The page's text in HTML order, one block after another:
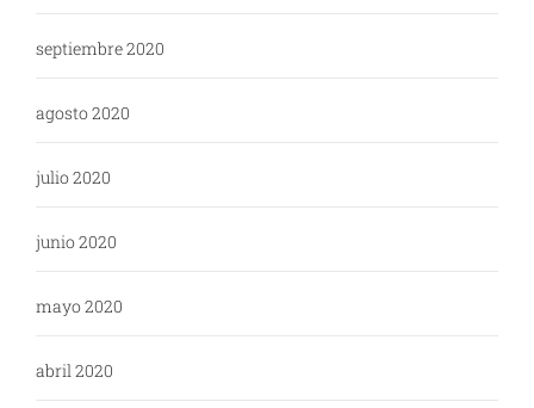
septiembre 2020
agosto 2020
julio 2020
junio 2020
mayo 2020
abril 2020